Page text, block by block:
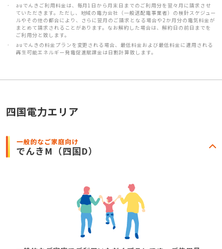
auでんきご利用料金は、毎月1日から月末日までのご利用分を翌々月に請求させ
ていただきます。ただし、地域の電力会社（一般送配電事業者）の検針スケジュー
ルやその他の都合により、さらに翌月のご請求となる場合や2か月分の電気料金が
まとめて請求されることがあります。なお解約した場合は、解約日の前日までを
ご利用分と致します。
auでんきの料金プランを変更される場合、最低料金および最低料金に適用される
再生可能エネルギー発電促進賦課金は日割計算致します。
四国電力エリア
一般的なご家庭向け
でんきM （四国D）